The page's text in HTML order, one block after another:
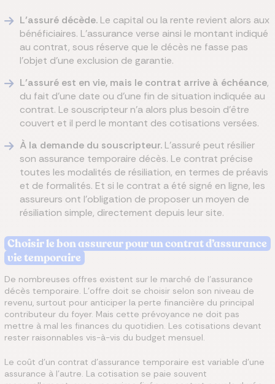
L’assuré décède.Le capital ou la rente revient alors aux
bénéficiaires. L’assurance verse ainsi le montant indiqué
au contrat, sous réserve que le décès ne fasse pas
l’objet d’une exclusion de garantie.
L’assuré est en vie, mais le contrat arrive à échéance,
du fait d’une date ou d’une fin de situation indiquée au
contrat. Le souscripteur n’a alors plus besoin d’être
couvert et il perd le montant des cotisations versées.
À la demande du souscripteur.L’assuré peut résilier
son assurance temporaire décès. Le contrat précise
toutes les modalités de résiliation, en termes de préavis
et de formalités. Et si le contrat a été signé en ligne, les
assureurs ont l’obligation de proposer un moyen de
résiliation simple, directement depuis leur site.
Choisir le bon assureur pour un contrat d’assurance
vie temporaire
De nombreuses offres existent sur le marché de l’assurance
décès temporaire. L’offre doit se choisir selon son niveau de
revenu, surtout pour anticiper la perte financière du principal
contributeur du foyer. Mais cette prévoyance ne doit pas
mettre à mal les finances du quotidien. Les cotisations devant
rester raisonnables vis-à-vis du budget mensuel.
Le coût d’un contrat d’assurance temporaire est variable d’une
assurance à l’autre. La cotisation se paie souvent